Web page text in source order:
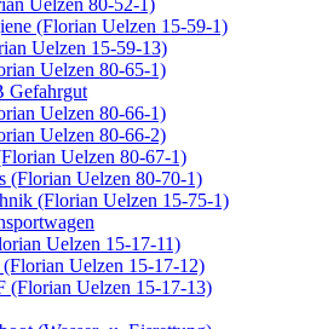
Uelzen 80-52-1)
(Florian Uelzen 15-59-1)
Uelzen 15-59-13)
Uelzen 80-65-1)
Gefahrgut
Uelzen 80-66-1)
Uelzen 80-66-2)
Uelzen 80-67-1)
(Florian Uelzen 80-70-1)
(Florian Uelzen 15-75-1)
Uelzen 15-17-11)
Uelzen 15-17-12)
(Florian Uelzen 15-17-13)